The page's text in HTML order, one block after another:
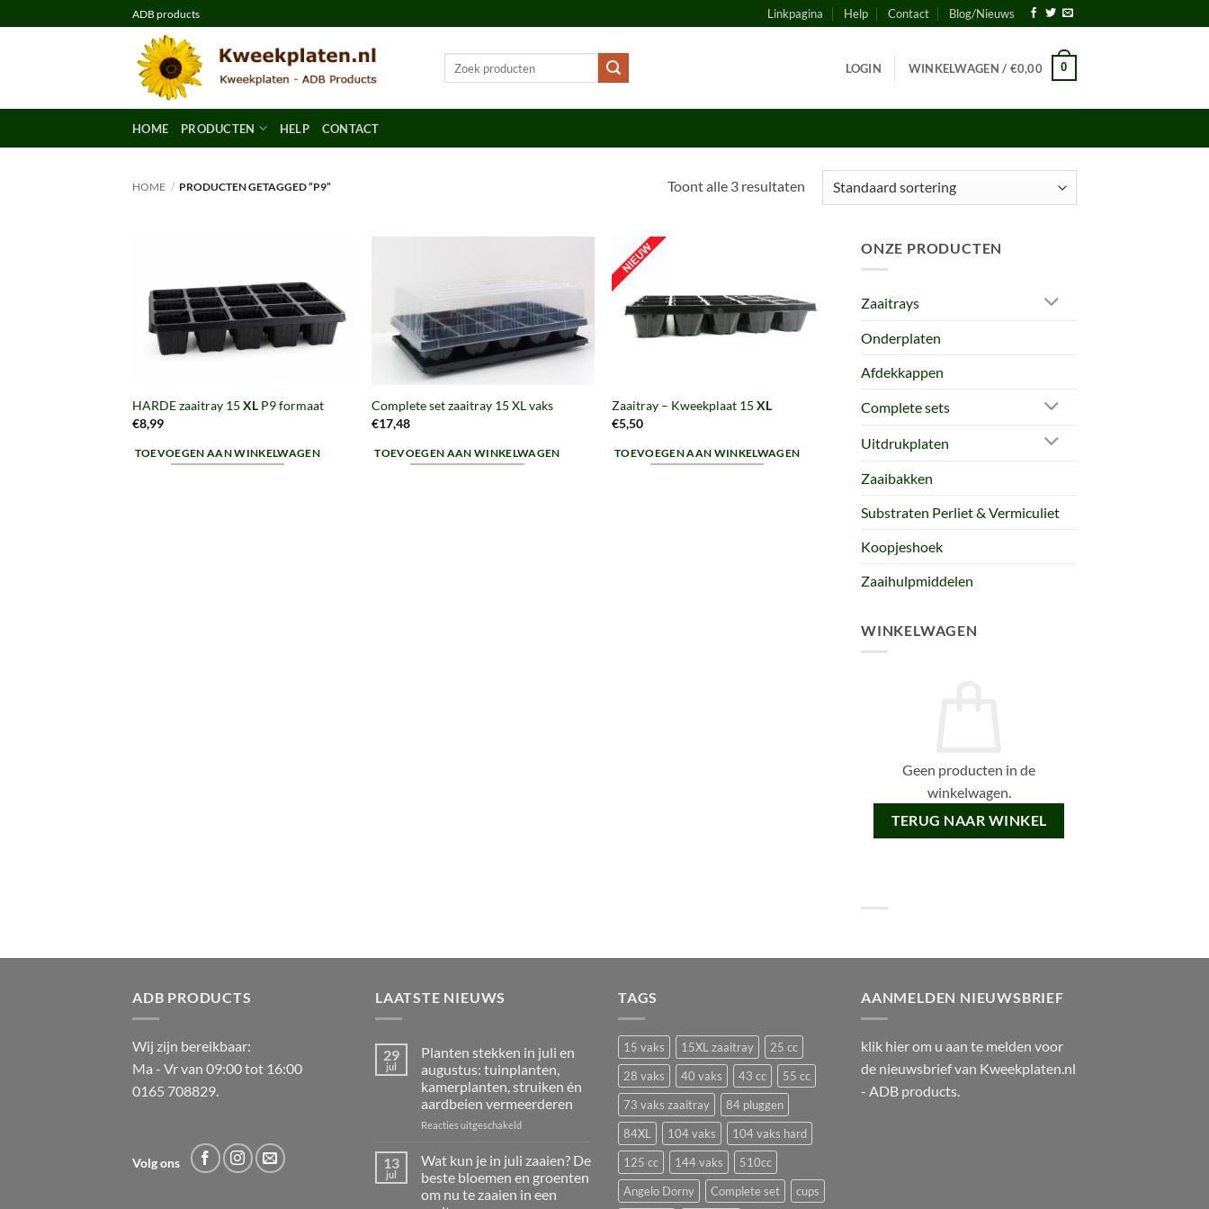
naar
ADB products Linkpagina Help Contact Blog/Nieuws
LOGIN WINKELWAGEN / €0,00 0
HOME PRODUCTEN HELP CONTACT
HOME / PRODUCTEN GETAGGED “P9” Toont alle 3 resultaten
HARDE zaaitray 15 XLP9 formaat
€8,99
TOEVOEGEN AAN WINKELWAGEN
Complete set zaaitray 15 XL vaks
€17,48
TOEVOEGEN AAN WINKELWAGEN
Zaaitray – Kweekplaat 15XL
€5,50
TOEVOEGEN AAN WINKELWAGEN
ONZE PRODUCTEN
Zaaitrays
Onderplaten
Afdekkappen
Complete sets
Uitdrukplaten
Zaaibakken
Substraten Perliet & Vermiculiet
Koopjeshoek
Zaaihulpmiddelen
WINKELWAGEN
Geen producten in de
winkelwagen.
TERUG NAAR WINKEL
ADB PRODUCTS
Wij zijn bereikbaar:
Ma - Vr van 09:00 tot 16:00
0165 708829.
Volg ons
LAATSTE NIEUWS
29
jul
Planten stekken in juli en
augustus: tuinplanten,
kamerplanten, struiken én
aardbeien vermeerderen
Reacties uitgeschakeldvoor
stekken
juli
en
13
jul
Wat kun je in juli zaaien? De
beste bloemen en groenten
om nu te zaaien in een
TAGS
15 vaks 15XL zaaitray
25 cc
28 vaks
40 vaks 43 cc
55 cc
73 vaks zaaitray
84 pluggen
84XL
104 vaks
104 vaks hard
125 cc
144 vaks
510cc
Angelo Dorny
Complete set cups
AANMELDEN NIEUWSBRIEF
klik hierom u aan te melden voor
de nieuwsbrief van Kweekplaten.nl
- ADB products.